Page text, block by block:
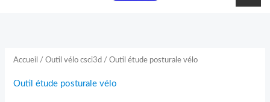
Accueil /Outil vélo csci3d / Outil étude posturale vélo
Outil étude posturale vélo